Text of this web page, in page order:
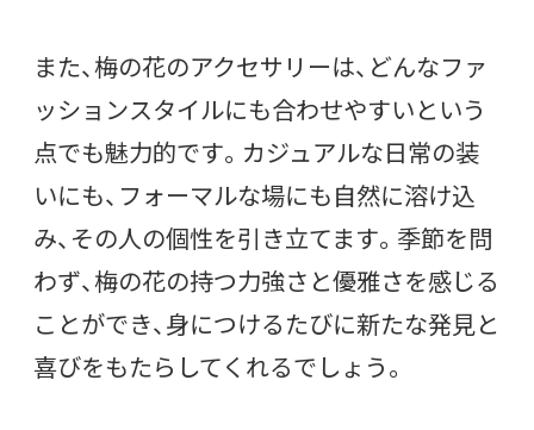
また、梅の花のアクセサリーは、どんなファ
ッションスタイルにも合わせやすいという
点でも魅力的です。カジュアルな日常の装
いにも、フォーマルな場にも自然に溶け込
み、その人の個性を引き立てます。季節を問
わず、梅の花の持つ力強さと優雅さを感じる
ことができ、身につけるたびに新たな発見と
喜びをもたらしてくれるでしょう。